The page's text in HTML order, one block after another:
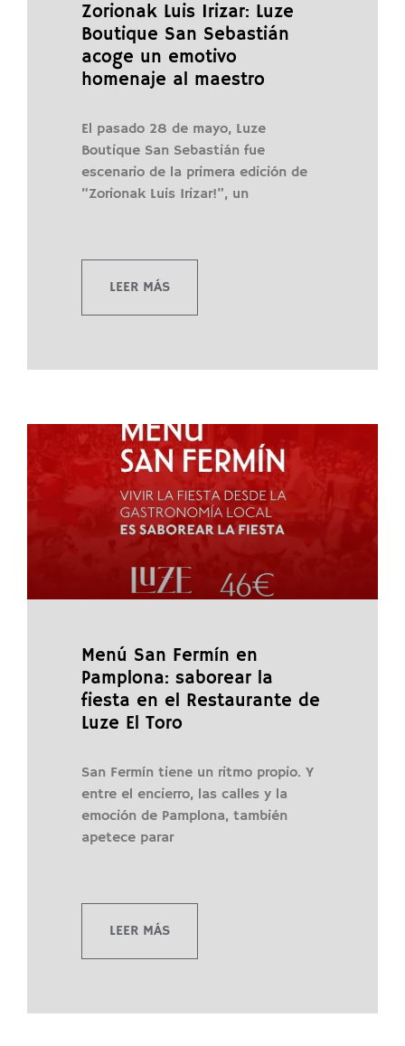
Zorionak Luis Irizar: Luze
Boutique San Sebastián
acoge un emotivo
homenaje al maestro
El pasado 28 de mayo, Luze
Boutique San Sebastián fue
escenario de la primera edición de
“Zorionak Luis Irizar!”, un
LEER MÁS
Menú San Fermín en
Pamplona: saborear la
fiesta en el Restaurante de
Luze El Toro
San Fermín tiene un ritmo propio. Y
entre el encierro, las calles y la
emoción de Pamplona, también
apetece parar
LEER MÁS